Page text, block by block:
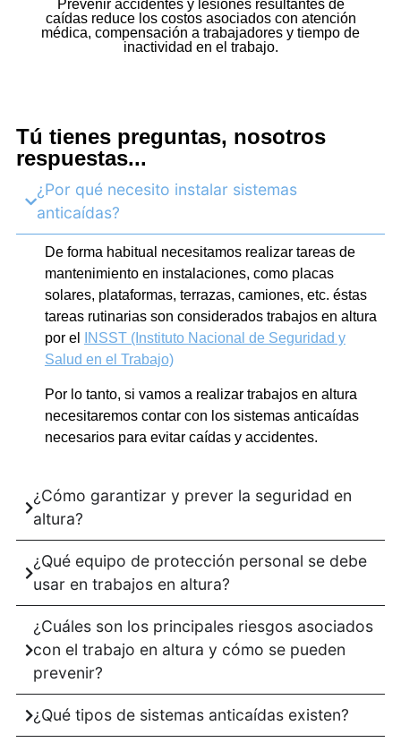
Prevenir accidentes y lesiones resultantes de
caídas reduce los costos asociados con atención
médica, compensación a trabajadores y tiempo de
inactividad en el trabajo.
Tú tienes preguntas, nosotros
respuestas...
¿Por qué necesito instalar sistemas
anticaídas?
De forma habitual necesitamos realizar tareas de
mantenimiento en instalaciones, como placas
solares, plataformas, terrazas, camiones, etc. éstas
tareas rutinarias son considerados trabajos en altura
por el
INSST (Instituto Nacional de Seguridad y
Salud en el Trabajo)
Por lo tanto, si vamos a realizar trabajos en altura
necesitaremos contar con los sistemas anticaídas
necesarios para evitar caídas y accidentes.
¿Cómo garantizar y prever la seguridad en
altura?
¿Qué equipo de protección personal se debe
usar en trabajos en altura?
¿Cuáles son los principales riesgos asociados
con el trabajo en altura y cómo se pueden
prevenir?
¿Qué tipos de sistemas anticaídas existen?